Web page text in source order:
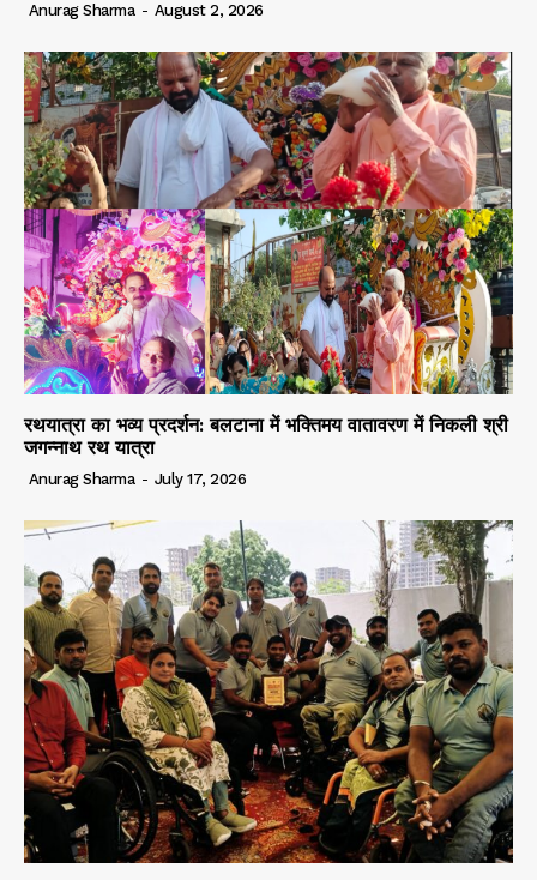
Anurag Sharma - August 2, 2026
रथयात्रा का भव्य प्रदर्शन: बलटाना में भक्तिमय वातावरण में निकली श्री
जगन्नाथ रथ यात्रा
Anurag Sharma - July 17, 2026